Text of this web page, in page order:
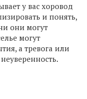
у вас хоровод
и понять,
они могут
могут
а тревога или